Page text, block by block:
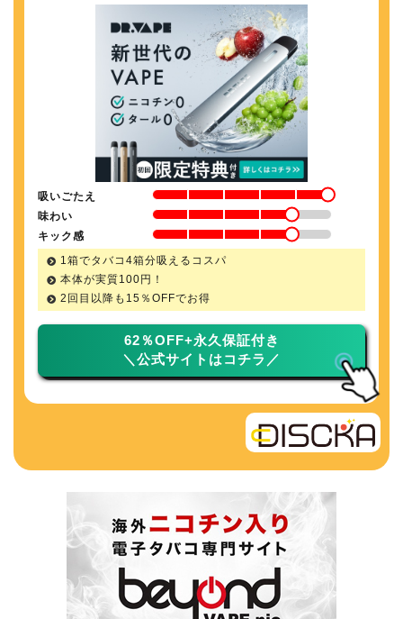
吸いごたえ
味わい
キック感
1箱でタバコ4箱分吸えるコスパ
本体が実質100円！
2回目以降も 15％ OFFでお得
62％OFF+永久保証付き
＼公式サイトはコチラ／